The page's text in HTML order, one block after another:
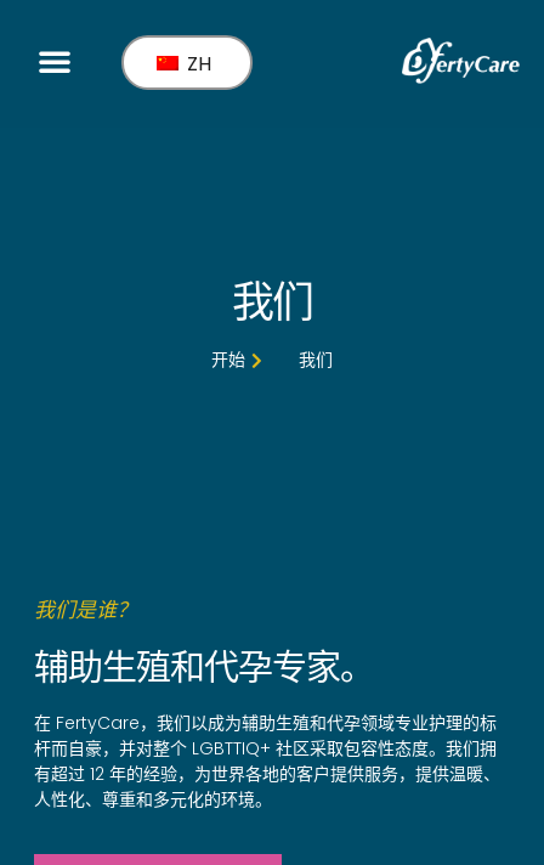
ZH
我们
开始 我们
我们是谁？
辅助生殖和代孕专家。
在 FertyCare，我们以成为辅助生殖和代孕领域专业护理的标
杆而自豪，并对整个 LGBTTIQ+ 社区采取包容性态度。我们拥
有超过 12 年的经验，为世界各地的客户提供服务，提供温暖、
人性化、尊重和多元化的环境。